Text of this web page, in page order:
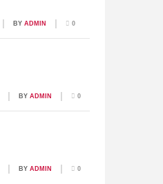
BY ADMIN 0
BY ADMIN 0
BY ADMIN 0